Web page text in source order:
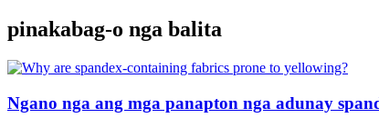
pinakabag-o nga balita
Ngano nga ang mga panapton nga adunay